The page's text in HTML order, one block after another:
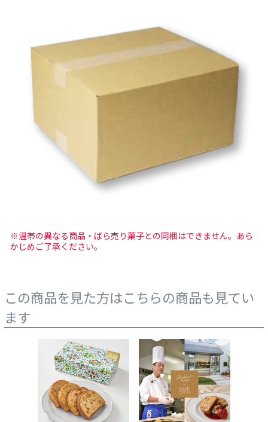
※温帯の異なる商品・ばら売り菓子との同梱はできません。あら
かじめご了承ください。
この商品を見た方はこちらの商品も見てい
ます